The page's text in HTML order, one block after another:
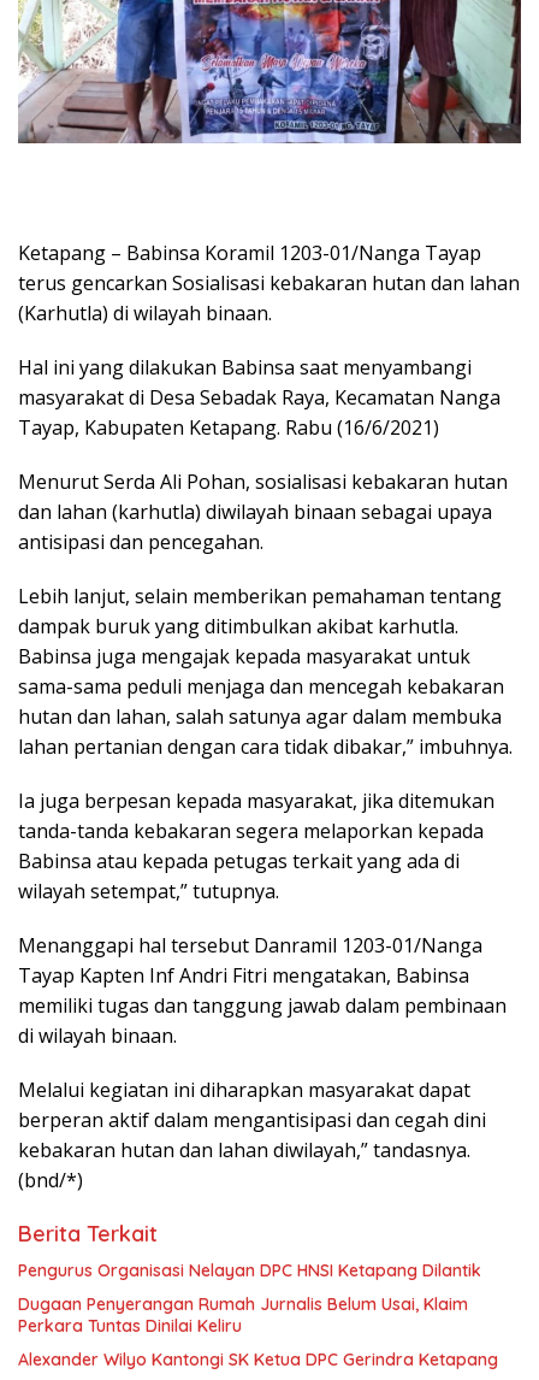
Ketapang – Babinsa Koramil 1203-01/Nanga Tayap
terus gencarkan Sosialisasi kebakaran hutan dan lahan
(Karhutla) di wilayah binaan.
Hal ini yang dilakukan Babinsa saat menyambangi
masyarakat di Desa Sebadak Raya, Kecamatan Nanga
Tayap, Kabupaten Ketapang. Rabu (16/6/2021)
Menurut Serda Ali Pohan, sosialisasi kebakaran hutan
dan lahan (karhutla) diwilayah binaan sebagai upaya
antisipasi dan pencegahan.
Lebih lanjut, selain memberikan pemahaman tentang
dampak buruk yang ditimbulkan akibat karhutla.
Babinsa juga mengajak kepada masyarakat untuk
sama-sama peduli menjaga dan mencegah kebakaran
hutan dan lahan, salah satunya agar dalam membuka
lahan pertanian dengan cara tidak dibakar,” imbuhnya.
Ia juga berpesan kepada masyarakat, jika ditemukan
tanda-tanda kebakaran segera melaporkan kepada
Babinsa atau kepada petugas terkait yang ada di
wilayah setempat,” tutupnya.
Menanggapi hal tersebut Danramil 1203-01/Nanga
Tayap Kapten Inf Andri Fitri mengatakan, Babinsa
memiliki tugas dan tanggung jawab dalam pembinaan
di wilayah binaan.
Melalui kegiatan ini diharapkan masyarakat dapat
berperan aktif dalam mengantisipasi dan cegah dini
kebakaran hutan dan lahan diwilayah,” tandasnya.
(bnd/*)
Berita Terkait
Pengurus Organisasi Nelayan DPC HNSI Ketapang Dilantik
Dugaan Penyerangan Rumah Jurnalis Belum Usai, Klaim
Perkara Tuntas Dinilai Keliru
Alexander Wilyo Kantongi SK Ketua DPC Gerindra Ketapang